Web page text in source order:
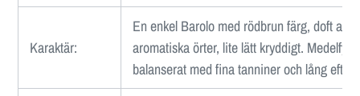
Karaktär:
En enkel Barolo med rödbrun färg, doft av
aromatiska örter, lite lätt kryddigt.
balanserat med fina tanniner och lång